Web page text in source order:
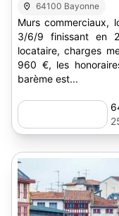
64100 Bayonne
Murs commerciaux,
3/6/9 finissant en
locataire, charges
960 €, les
barème est...